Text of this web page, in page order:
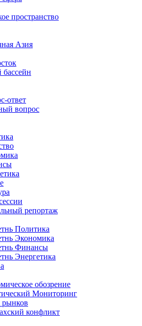
пространство
Азия
ответ
вопрос
репортаж
Политика
Экономика
Финансы
Энергетика
обозрение
Мониторинг
рынков
конфликт